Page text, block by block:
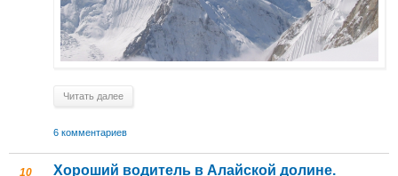
Читать далее
6 комментариев
10 Хороший водитель в Алайской долине.